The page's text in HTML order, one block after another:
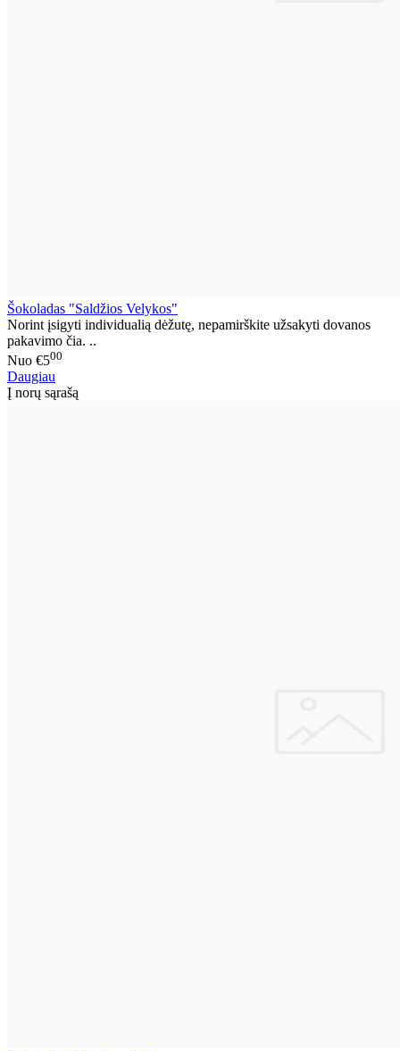
Šokoladas "Saldžios Velykos"
Norint įsigyti individualią dėžutę, nepamirškite užsakyti dovanos
pakavimo čia. ..
Nuo €500
Daugiau
Į norų sąrašą